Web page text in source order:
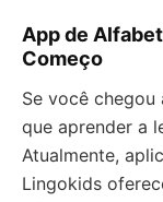
App de
Começo
Se você
que aprender a
Atualmente,
Lingokids